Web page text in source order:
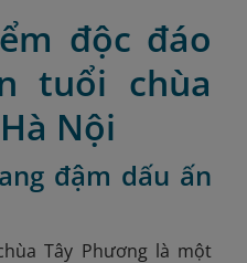
độc đáo
tuổi chùa
Nội
đậm dấu ấn
Tây Phương là một